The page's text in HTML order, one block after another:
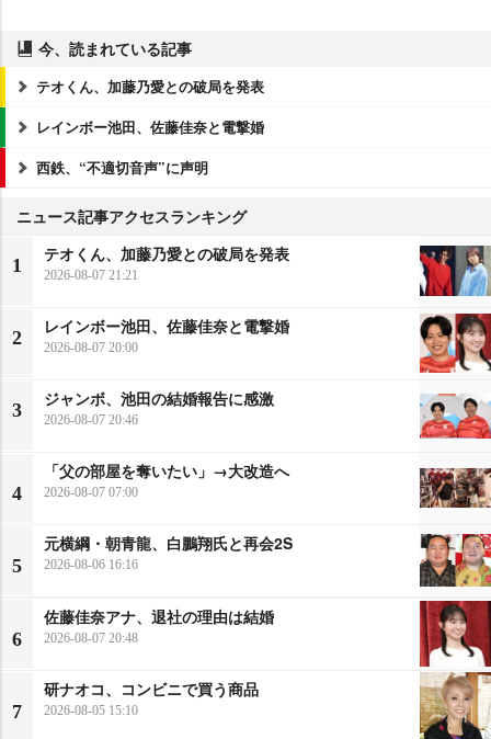
今、読まれている記事
テオくん、加藤乃愛との破局を発表
レインボー池田、佐藤佳奈と電撃婚
西鉄、“不適切音声”に声明
ニュース記事アクセスランキング
1
テオくん、加藤乃愛との破局を発表
2026-08-07 21:21
2
レインボー池田、佐藤佳奈と電撃婚
2026-08-07 20:00
3
ジャンボ、池田の結婚報告に感激
2026-08-07 20:46
4
「父の部屋を奪いたい」→大改造へ
2026-08-07 07:00
5
元横綱・朝青龍、白鵬翔氏と再会2S
2026-08-06 16:16
6
佐藤佳奈アナ、退社の理由は結婚
2026-08-07 20:48
7
研ナオコ、コンビニで買う商品
2026-08-05 15:10